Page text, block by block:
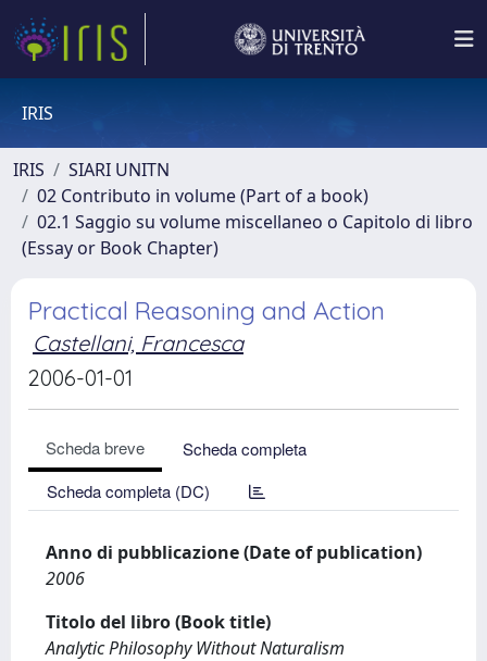
IRIS
IRIS
SIARI UNITN
02 Contributo in volume (Part of a book)
02.1 Saggio su volume miscellaneo o Capitolo di libro
(Essay or Book Chapter)
Practical Reasoning and Action
Castellani, Francesca
2006-01-01
Scheda breve
Scheda completa
Scheda completa (DC)
Anno di pubblicazione (Date of publication)
2006
Titolo del libro (Book title)
Analytic Philosophy Without Naturalism